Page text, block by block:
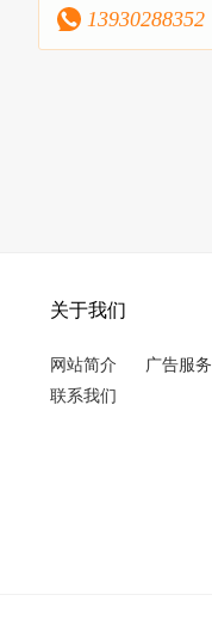
13930288352
关于我们
网站简介
广告服务
联系我们